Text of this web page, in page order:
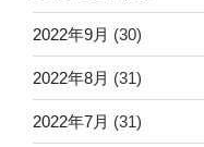
2022年9月 (30)
2022年8月 (31)
2022年7月 (31)